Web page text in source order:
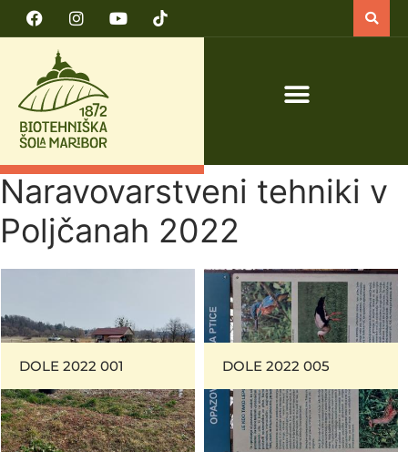
Naravovarstveni tehniki v
Poljčanah 2022
DOLE 2022 001 DOLE 2022 005